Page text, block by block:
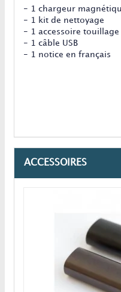
- 1 chargeur
- 1 kit de nettoyage
- 1 accessoire touillage
- 1 câble USB
- 1 notice en français
ACCESSOIRES